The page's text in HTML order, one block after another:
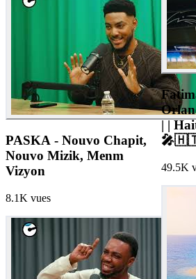
PASKA - Nouvo Chapit,
Nouvo Mizik, Menm
Vizyon
8.1K vues
| |
49.5K